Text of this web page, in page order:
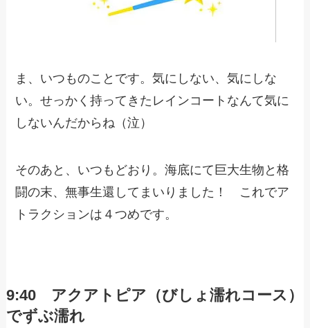
ま、いつものことです。気にしない、気にしな
い。せっかく持ってきたレインコートなんて気に
しないんだからね（泣）
そのあと、いつもどおり。海底にて巨大生物と格
闘の末、無事生還してまいりました！ これでア
トラクションは４つめです。
9:40 アクアトピア（びしょ濡れコース）
でずぶ濡れ